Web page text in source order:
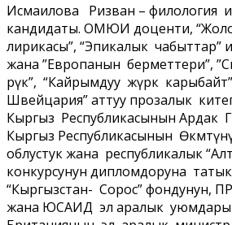
Исмаилова Ризван – филология
кандидаты. ОМЮИ доценти,
лирикасы”, “Эпикалык чабыттар”
жана ”Европанын берметтери”,
өрүк”, “Кайрымдуу жүрөк карыбайт”
Швейцария” аттуу прозалык
Кыргыз Республикасынын Ардак
Кыргыз Республикасынын
облустук жана республикалык
конкурсунун дипломдоруна
“Кыргызстан- Сорос” фондунун,
жана ЮСАИД эл аралык